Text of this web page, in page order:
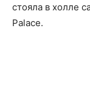
стояла в холле
Palace.